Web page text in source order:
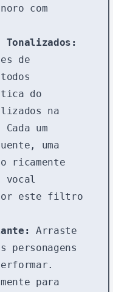
com
Tonalizados:
de
do
na
um
uma
ricamente
vocal
este filtro
Arraste
personagens
para